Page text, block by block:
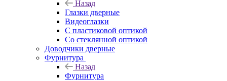
Назад
Глазки дверные
Видеоглазки
С пластиковой оптикой
Со стеклянной оптикой
Доводчики дверные
Фурнитура
Назад
Фурнитура